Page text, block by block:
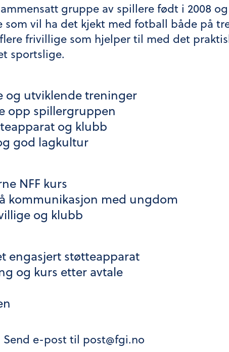
gruppe av spillere født i 2008
vil ha det kjekt med fotball både på
frivillige som hjelper til med det
sportslige.
og utviklende treninger
opp spillergruppen
og klubb
god lagkultur
NFF kurs
kommunikasjon med ungdom
og klubb
engasjert støtteapparat
og kurs etter avtale
e-post til post@fgi.no